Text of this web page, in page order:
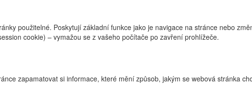
použitelné. Poskytují základní funkce jako je navigace na stránce nebo
cookie) – vymažou se z vašeho počítače po zavření prohlížeče.
zapamatovat si informace, které mění způsob, jakým se webová stránka